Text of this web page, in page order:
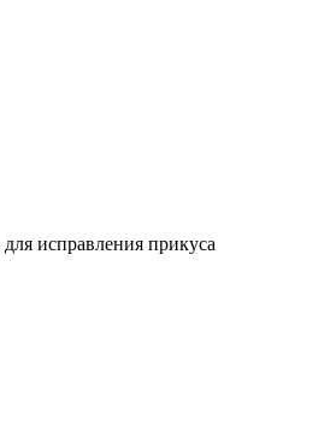
исправления прикуса